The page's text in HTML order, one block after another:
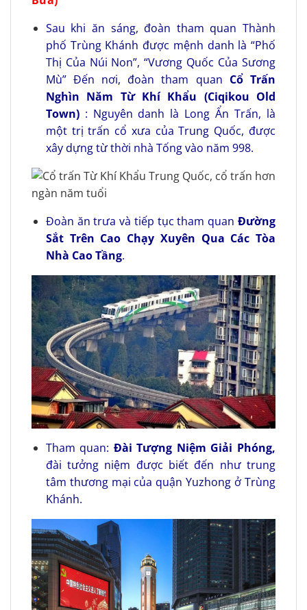
Sau khi ăn sáng, đoàn tham quan Thành
phố Trùng Khánh được mệnh danh là “Phố
Thị Của Núi Non”, “Vương Quốc Của Sương
Mù” Đến nơi, đoàn tham quan Cổ Trấn
Nghìn Năm Từ Khí Khẩu (Ciqikou Old
Town): Nguyên danh là Long Ẩn Trấn, là
một trị trấn cổ xưa của Trung Quốc, được
xây dựng từ thời nhà Tống vào năm 998.
Đoàn ăn trưa và tiếp tục tham quan Đường
Sắt Trên Cao Chạy Xuyên Qua Các Tòa
Nhà Cao Tầng.
Tham quan: Đài Tượng Niệm Giải Phóng,
đài tưởng niệm được biết đến như trung
tâm thương mại của quận Yuzhong ở Trùng
Khánh.